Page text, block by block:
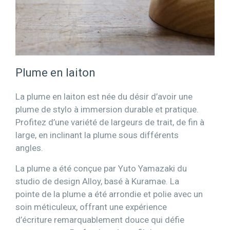
Plume en laiton
La plume en laiton est née du désir d’avoir une
plume de stylo à immersion durable et pratique.
Profitez d’une variété de largeurs de trait, de fin à
large, en inclinant la plume sous différents
angles.
La plume a été conçue par Yuto Yamazaki du
studio de design Alloy, basé à Kuramae. La
pointe de la plume a été arrondie et polie avec un
soin méticuleux, offrant une expérience
d’écriture remarquablement douce qui défie